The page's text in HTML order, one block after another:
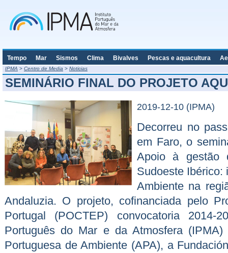
Tempo Mar Sismos Clima Bivalves Pescas e aquacultura
IPMA > Centro de Media > Noticias
SEMINÁRIO FINAL DO PROJETO
2019-12-10 (IPMA)
Decorreu no
em Faro, o
Apoio à gestão
Sudoeste Ibérico:
Ambiente na
Andaluzia. O projeto, cofinanciada pelo
Portugal (POCTEP) convocatoria 2014-
Português do Mar e da Atmosfera
Portuguesa de Ambiente (APA), a